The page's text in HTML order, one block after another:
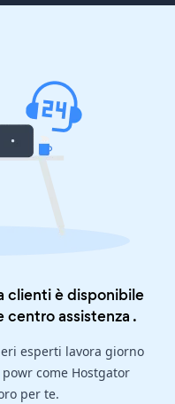
clienti è disponibile
centro assistenza .
esperti lavora giorno
come Hostgator
per te.